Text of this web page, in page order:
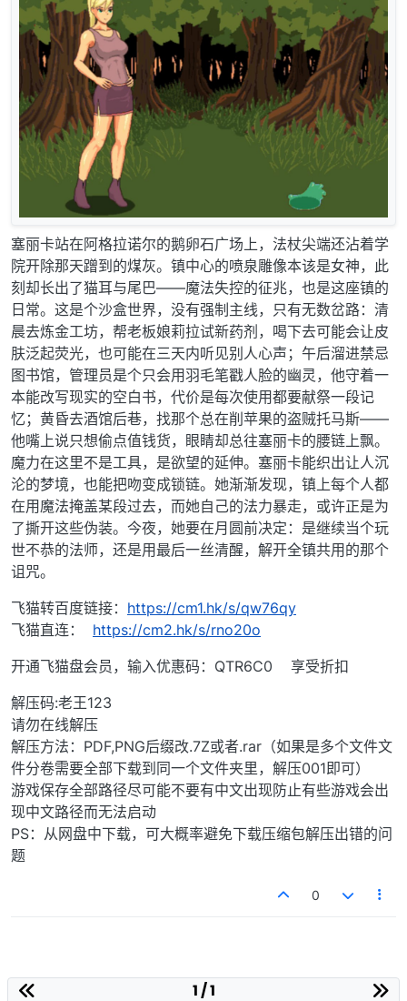
塞丽卡站在阿格拉诺尔的鹅卵石广场上，法杖尖端还沾着学
院开除那天蹭到的煤灰。镇中心的喷泉雕像本该是女神，此
刻却长出了猫耳与尾巴——魔法失控的征兆，也是这座镇的
日常。这是个沙盒世界，没有强制主线，只有无数岔路：清
晨去炼金工坊，帮老板娘莉拉试新药剂，喝下去可能会让皮
肤泛起荧光，也可能在三天内听见别人心声；午后溜进禁忌
图书馆，管理员是个只会用羽毛笔戳人脸的幽灵，他守着一
本能改写现实的空白书，代价是每次使用都要献祭一段记
忆；黄昏去酒馆后巷，找那个总在削苹果的盗贼托马斯——
他嘴上说只想偷点值钱货，眼睛却总往塞丽卡的腰链上飘。
魔力在这里不是工具，是欲望的延伸。塞丽卡能织出让人沉
沦的梦境，也能把吻变成锁链。她渐渐发现，镇上每个人都
在用魔法掩盖某段过去，而她自己的法力暴走，或许正是为
了撕开这些伪装。今夜，她要在月圆前决定：是继续当个玩
世不恭的法师，还是用最后一丝清醒，解开全镇共用的那个
诅咒。
飞猫转百度链接： https://cm1.hk/s/qw76qy
飞猫直连： https://cm2.hk/s/rno20o
开通飞猫盘会员，输入优惠码：QTR6C0 享受折扣
解压码:老王123
请勿在线解压
解压方法：PDF,PNG后缀改.7Z或者.rar（如果是多个文件文
件分卷需要全部下载到同一个文件夹里，解压001即可）
游戏保存全部路径尽可能不要有中文出现防止有些游戏会出
现中文路径而无法启动
PS：从网盘中下载，可大概率避免下载压缩包解压出错的问
题
0
1 / 1